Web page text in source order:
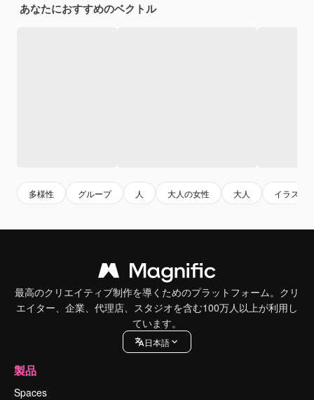
あなたにおすすめのベクトル
多様性 グループ 人 大人の女性 大人 イラスト
最高のクリエイティブ制作を導くためのプラットフォーム。クリ
エイター、企業、代理店、スタジオを含む100万人以上が利用し
ています。
日本語
製品
Spaces